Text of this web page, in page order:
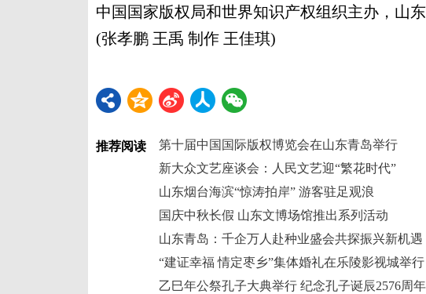
中国国家版权局和世界知识产权组织主办，山
(张孝鹏 王禹 制作 王佳琪)
推荐阅读
第十届中国国际版权博览会在山东青岛举行
新大众文艺座谈会：人民文艺迎“繁花时代”
山东烟台海滨“惊涛拍岸” 游客驻足观浪
国庆中秋长假 山东文博场馆推出系列活动
山东青岛：千企万人赴种业盛会共探振兴新机遇
“建证幸福 情定枣乡”集体婚礼在乐陵影视城举行
乙巳年公祭孔子大典举行 纪念孔子诞辰2576周年